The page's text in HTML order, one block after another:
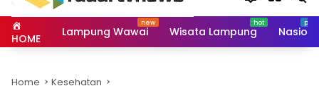
HOME Lampung Wawai Wisata Lampung
Home Kesehatan